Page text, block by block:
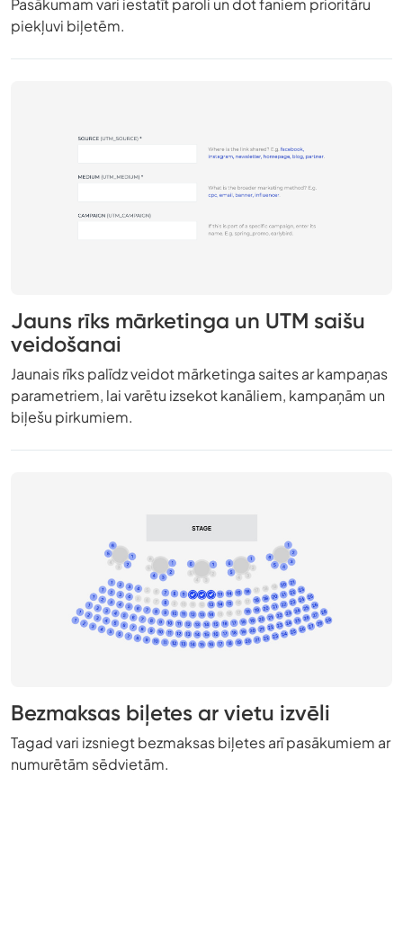
Pasākumam vari iestatīt paroli un dot faniem prioritāru
piekļuvi biļetēm.
Jauns rīks mārketinga un UTM saišu
veidošanai
Jaunais rīks palīdz veidot mārketinga saites ar kampaņas
parametriem, lai varētu izsekot kanāliem, kampaņām un
biļešu pirkumiem.
Bezmaksas biļetes ar vietu izvēli
Tagad vari izsniegt bezmaksas biļetes arī pasākumiem ar
numurētām sēdvietām.